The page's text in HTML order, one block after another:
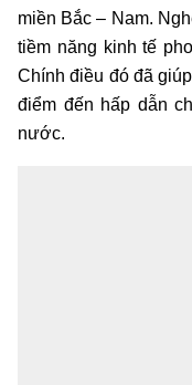
miền Bắc – Nam.
tiềm năng kinh tế
Chính điều đó đã
điểm đến hấp dẫn
nước.